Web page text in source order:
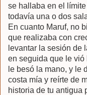
se hallaba en el
todavía una o dos
En cuanto Maruf, no
que realizaba con
levantar la sesión de
en seguida que le
le besó la mano, y le
costa mía y reírte de
historia de tu antigua